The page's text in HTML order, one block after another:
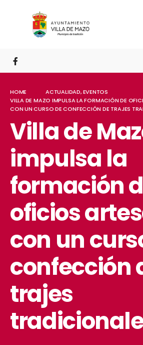
HOME ACTUALIDAD,EVENTOS
VILLA DE MAZO IMPULSA LA FORMACIÓN DE
CON UN CURSO DE CONFECCIÓN DE TRAJES
Villa de
impulsa la
formación
oficios
con un
confección
trajes